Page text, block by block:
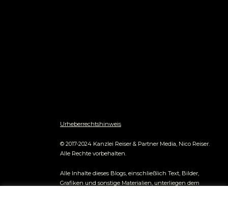
Urheberrechtshinweis
© 2017-2024 Kanzlei Reiser & Partner Media, Nico Reiser.
Alle Rechte vorbehalten.
Alle Inhalte dieses Blogs, einschließlich Text, Bilder,
Grafiken und sonstige Materialien, unterliegen dem